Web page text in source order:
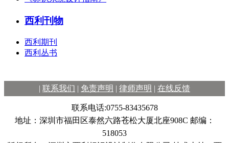
西利刊物
西利期刊
西利丛书
| 联系我们 | 免责声明 | 律师声明 | 在线反馈
联系电话:0755-83435678
地址：深圳市福田区泰然六路苍松大厦北座908C 邮编：
518053